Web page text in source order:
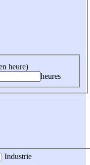
heure)
heures
Industrie